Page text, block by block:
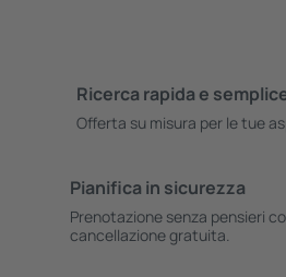
Ricerca rapida e
Offerta su misura per le tue
Pianifica in sicurezza
Prenotazione senza pensieri
cancellazione gratuita.